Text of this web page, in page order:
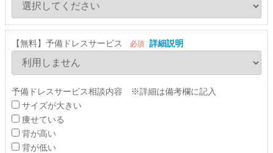
【無料】予備ドレスサービス 必須 詳細説明
予備ドレスサービス相談内容 ※詳細は備考欄に記入
サイズが大きい
痩せている
背が高い
背が低い